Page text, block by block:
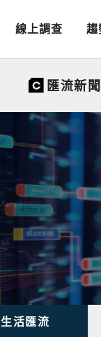
線上調查 趨
匯流新
生活匯流